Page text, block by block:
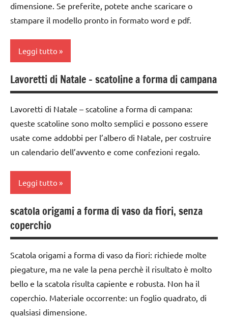
dai
DOWNLOAD
FESTE
DELL'ANNO
geometria
LAVORETTI
MATEMATICA
Natale
paperfolding
TUTORIAL
TUTTI GLI
ARGOMENTI
PER ETA'
TUTTI GLI
ARTICOLI
dimensione. Se preferite, potete anche scaricare o
stampare il modello pronto in formato word e pdf.
Leggi tutto
1a
settimana
di
avvento
carta
cartamodelli
3 ai
anni
dai
anni
DOWNLOAD
FESTE
DELL'ANNO
Lavoretti di Natale – scatoline a forma di campana
Lavoretti di Natale – scatoline a forma di campana:
queste scatoline sono molto semplici e possono essere
usate come addobbi per l’albero di Natale, per costruire
un calendario dell’avvento e come confezioni regalo.
Leggi tutto
1a
settimana
di
avvento
calendari
dell'avvento
carta
scatola origami a forma di vaso da fiori, senza
coperchio
Scatola origami a forma di vaso da fiori: richiede molte
piegature, ma ne vale la pena perchè il risultato è molto
bello e la scatola risulta capiente e robusta. Non ha il
coperchio. Materiale occorrente: un foglio quadrato, di
qualsiasi dimensione.